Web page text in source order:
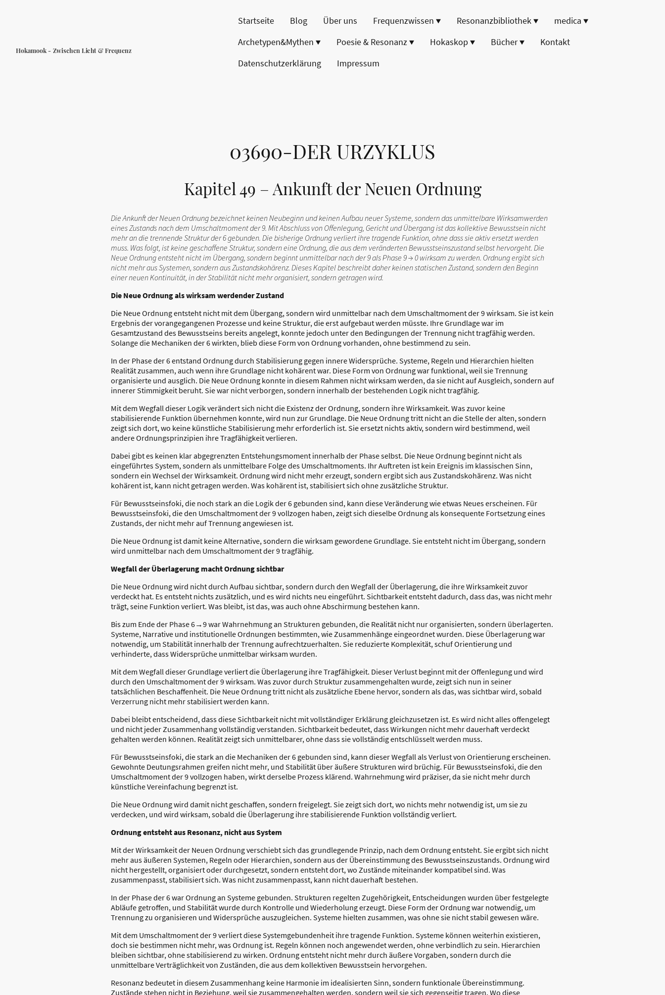
Hokamook - Zwischen Licht & Frequenz
Startseite Blog Über uns Frequenzwissen Resonanzbibliothek
medica
Archetypen&Mythen
Poesie & Resonanz Hokaskop Bücher
Kontakt
Datenschutzerklärung
Impressum
03690-DER URZYKLUS
Kapitel 49 – Ankunft der Neuen Ordnung
Die Ankunft der Neuen Ordnung bezeichnet keinen Neubeginn und keinen Aufbau neuer Systeme, sondern das unmittelbare Wirksamwerden
eines Zustands nach dem Umschaltmoment der 9. Mit Abschluss von Offenlegung, Gericht und Übergang ist das kollektive Bewusstsein nicht
mehr an die trennende Struktur der 6 gebunden. Die bisherige Ordnung verliert ihre tragende Funktion, ohne dass sie aktiv ersetzt werden
muss. Was folgt, ist keine geschaffene Struktur, sondern eine Ordnung, die aus dem veränderten Bewusstseinszustand selbst hervorgeht. Die
Neue Ordnung entsteht nicht im Übergang, sondern beginnt unmittelbar nach der 9 als Phase 9 → 0 wirksam zu werden. Ordnung ergibt sich
nicht mehr aus Systemen, sondern aus Zustandskohärenz. Dieses Kapitel beschreibt daher keinen statischen Zustand, sondern den Beginn
einer neuen Kontinuität, in der Stabilität nicht mehr organisiert, sondern getragen wird.
Die Neue Ordnung als wirksam werdender Zustand
Die Neue Ordnung entsteht nicht mit dem Übergang, sondern wird unmittelbar nach dem Umschaltmoment der 9 wirksam. Sie ist kein
Ergebnis der vorangegangenen Prozesse und keine Struktur, die erst aufgebaut werden müsste. Ihre Grundlage war im
Gesamtzustand des Bewusstseins bereits angelegt, konnte jedoch unter den Bedingungen der Trennung nicht tragfähig werden.
Solange die Mechaniken der 6 wirkten, blieb diese Form von Ordnung vorhanden, ohne bestimmend zu sein.
In der Phase der 6 entstand Ordnung durch Stabilisierung gegen innere Widersprüche. Systeme, Regeln und Hierarchien hielten
Realität zusammen, auch wenn ihre Grundlage nicht kohärent war. Diese Form von Ordnung war funktional, weil sie Trennung
organisierte und ausglich. Die Neue Ordnung konnte in diesem Rahmen nicht wirksam werden, da sie nicht auf Ausgleich, sondern auf
innerer Stimmigkeit beruht. Sie war nicht verborgen, sondern innerhalb der bestehenden Logik nicht tragfähig.
Mit dem Wegfall dieser Logik verändert sich nicht die Existenz der Ordnung, sondern ihre Wirksamkeit. Was zuvor keine
stabilisierende Funktion übernehmen konnte, wird nun zur Grundlage. Die Neue Ordnung tritt nicht an die Stelle der alten, sondern
zeigt sich dort, wo keine künstliche Stabilisierung mehr erforderlich ist. Sie ersetzt nichts aktiv, sondern wird bestimmend, weil
andere Ordnungsprinzipien ihre Tragfähigkeit verlieren.
Dabei gibt es keinen klar abgegrenzten Entstehungsmoment innerhalb der Phase selbst. Die Neue Ordnung beginnt nicht als
eingeführtes System, sondern als unmittelbare Folge des Umschaltmoments. Ihr Auftreten ist kein Ereignis im klassischen Sinn,
sondern ein Wechsel der Wirksamkeit. Ordnung wird nicht mehr erzeugt, sondern ergibt sich aus Zustandskohärenz. Was nicht
kohärent ist, kann nicht getragen werden. Was kohärent ist, stabilisiert sich ohne zusätzliche Struktur.
Für Bewusstseinsfoki, die noch stark an die Logik der 6 gebunden sind, kann diese Veränderung wie etwas Neues erscheinen. Für
Bewusstseinsfoki, die den Umschaltmoment der 9 vollzogen haben, zeigt sich dieselbe Ordnung als konsequente Fortsetzung eines
Zustands, der nicht mehr auf Trennung angewiesen ist.
Die Neue Ordnung ist damit keine Alternative, sondern die wirksam gewordene Grundlage. Sie entsteht nicht im Übergang, sondern
wird unmittelbar nach dem Umschaltmoment der 9 tragfähig.
Wegfall der Überlagerung macht Ordnung sichtbar
Die Neue Ordnung wird nicht durch Aufbau sichtbar, sondern durch den Wegfall der Überlagerung, die ihre Wirksamkeit zuvor
verdeckt hat. Es entsteht nichts zusätzlich, und es wird nichts neu eingeführt. Sichtbarkeit entsteht dadurch, dass das, was nicht mehr
trägt, seine Funktion verliert. Was bleibt, ist das, was auch ohne Abschirmung bestehen kann.
Bis zum Ende der Phase 6→9 war Wahrnehmung an Strukturen gebunden, die Realität nicht nur organisierten, sondern überlagerten.
Systeme, Narrative und institutionelle Ordnungen bestimmten, wie Zusammenhänge eingeordnet wurden. Diese Überlagerung war
notwendig, um Stabilität innerhalb der Trennung aufrechtzuerhalten. Sie reduzierte Komplexität, schuf Orientierung und
verhinderte, dass Widersprüche unmittelbar wirksam wurden.
Mit dem Wegfall dieser Grundlage verliert die Überlagerung ihre Tragfähigkeit. Dieser Verlust beginnt mit der Offenlegung und wird
durch den Umschaltmoment der 9 wirksam. Was zuvor durch Struktur zusammengehalten wurde, zeigt sich nun in seiner
tatsächlichen Beschaffenheit. Die Neue Ordnung tritt nicht als zusätzliche Ebene hervor, sondern als das, was sichtbar wird, sobald
Verzerrung nicht mehr stabilisiert werden kann.
Dabei bleibt entscheidend, dass diese Sichtbarkeit nicht mit vollständiger Erklärung gleichzusetzen ist. Es wird nicht alles offengelegt
und nicht jeder Zusammenhang vollständig verstanden. Sichtbarkeit bedeutet, dass Wirkungen nicht mehr dauerhaft verdeckt
gehalten werden können. Realität zeigt sich unmittelbarer, ohne dass sie vollständig entschlüsselt werden muss.
Für Bewusstseinsfoki, die stark an die Mechaniken der 6 gebunden sind, kann dieser Wegfall als Verlust von Orientierung erscheinen.
Gewohnte Deutungsrahmen greifen nicht mehr, und Stabilität über äußere Strukturen wird brüchig. Für Bewusstseinsfoki, die den
Umschaltmoment der 9 vollzogen haben, wirkt derselbe Prozess klärend. Wahrnehmung wird präziser, da sie nicht mehr durch
künstliche Vereinfachung begrenzt ist.
Die Neue Ordnung wird damit nicht geschaffen, sondern freigelegt. Sie zeigt sich dort, wo nichts mehr notwendig ist, um sie zu
verdecken, und wird wirksam, sobald die Überlagerung ihre stabilisierende Funktion vollständig verliert.
Ordnung entsteht aus Resonanz, nicht aus System
Mit der Wirksamkeit der Neuen Ordnung verschiebt sich das grundlegende Prinzip, nach dem Ordnung entsteht. Sie ergibt sich nicht
mehr aus äußeren Systemen, Regeln oder Hierarchien, sondern aus der Übereinstimmung des Bewusstseinszustands. Ordnung wird
nicht hergestellt, organisiert oder durchgesetzt, sondern entsteht dort, wo Zustände miteinander kompatibel sind. Was
zusammenpasst, stabilisiert sich. Was nicht zusammenpasst, kann nicht dauerhaft bestehen.
In der Phase der 6 war Ordnung an Systeme gebunden. Strukturen regelten Zugehörigkeit, Entscheidungen wurden über festgelegte
Abläufe getroffen, und Stabilität wurde durch Kontrolle und Wiederholung erzeugt. Diese Form der Ordnung war notwendig, um
Trennung zu organisieren und Widersprüche auszugleichen. Systeme hielten zusammen, was ohne sie nicht stabil gewesen wäre.
Mit dem Umschaltmoment der 9 verliert diese Systemgebundenheit ihre tragende Funktion. Systeme können weiterhin existieren,
doch sie bestimmen nicht mehr, was Ordnung ist. Regeln können noch angewendet werden, ohne verbindlich zu sein. Hierarchien
bleiben sichtbar, ohne stabilisierend zu wirken. Ordnung entsteht nicht mehr durch äußere Vorgaben, sondern durch die
unmittelbare Verträglichkeit von Zuständen, die aus dem kollektiven Bewusstsein hervorgehen.
Resonanz bedeutet in diesem Zusammenhang keine Harmonie im idealisierten Sinn, sondern funktionale Übereinstimmung.
Zustände stehen nicht in Beziehung, weil sie zusammengehalten werden, sondern weil sie sich gegenseitig tragen. Wo diese